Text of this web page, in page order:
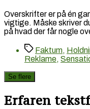
Overskrifter er på én
vigtige. Måske skriver
på hvad der får nogle
TagsFaktum,
Reklame,
Se flere
Erfaren